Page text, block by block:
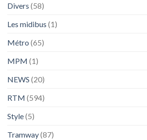
Divers (58)
Les midibus (1)
Métro (65)
MPM (1)
NEWS (20)
RTM (594)
Style(5)
Tramway(87)